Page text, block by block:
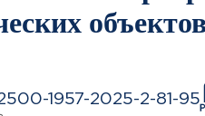
1957-2025-2-81-95